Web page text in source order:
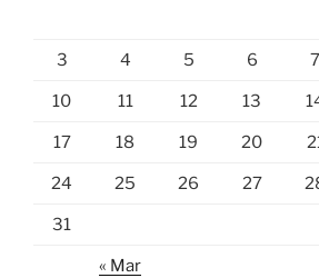
3 4 5 6 7
10 11 12 13
17 18 19 20
24 25 26 27
31
« Mar